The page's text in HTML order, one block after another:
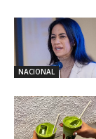
NACIONAL